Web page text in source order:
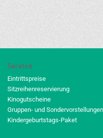
Service
Eintrittspreise
Sitzreihenreservierung
Kinogutscheine
Gruppen- und Sondervorstellungen
Kindergeburtstags-Paket